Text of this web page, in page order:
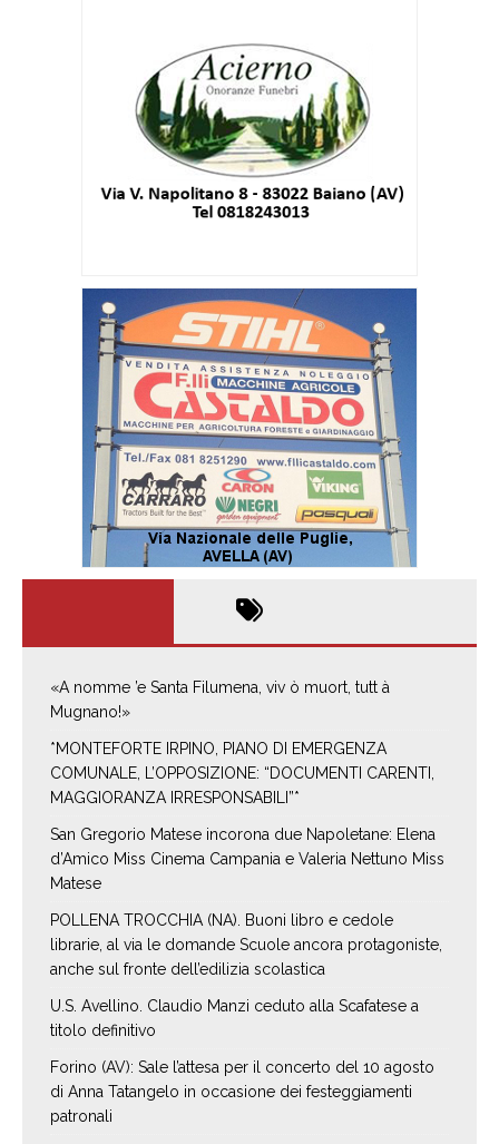
«A nomme ’e Santa Filumena, viv ò muort, tutt à
Mugnano!»
*MONTEFORTE IRPINO, PIANO DI EMERGENZA
COMUNALE, L’OPPOSIZIONE: “DOCUMENTI CARENTI,
MAGGIORANZA IRRESPONSABILI”*
San Gregorio Matese incorona due Napoletane: Elena
d’Amico Miss Cinema Campania e Valeria Nettuno Miss
Matese
POLLENA TROCCHIA (NA). Buoni libro e cedole
librarie, al via le domande Scuole ancora protagoniste,
anche sul fronte dell’edilizia scolastica
U.S. Avellino. Claudio Manzi ceduto alla Scafatese a
titolo definitivo
Forino (AV): Sale l’attesa per il concerto del 10 agosto
di Anna Tatangelo in occasione dei festeggiamenti
patronali